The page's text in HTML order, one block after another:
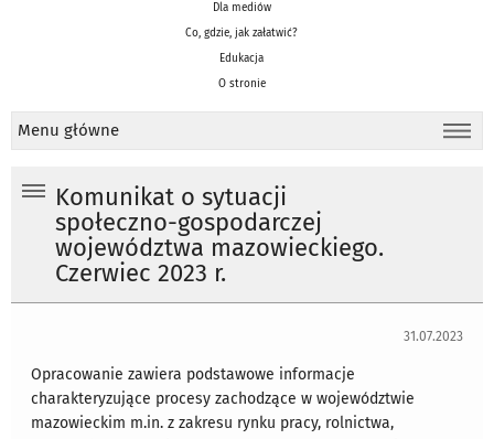
Dla mediów
Co, gdzie, jak załatwić?
Edukacja
O stronie
Menu główne
Komunikat o sytuacji
społeczno-gospodarczej
województwa mazowieckiego.
Czerwiec 2023 r.
31.07.2023
Opracowanie zawiera podstawowe informacje
charakteryzujące procesy zachodzące w województwie
mazowieckim m.in. z zakresu rynku pracy, rolnictwa,